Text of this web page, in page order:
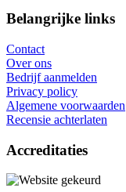
Belangrijke links
Contact
Over ons
Bedrijf aanmelden
Privacy policy
Algemene voorwaarden
Recensie achterlaten
Accreditaties